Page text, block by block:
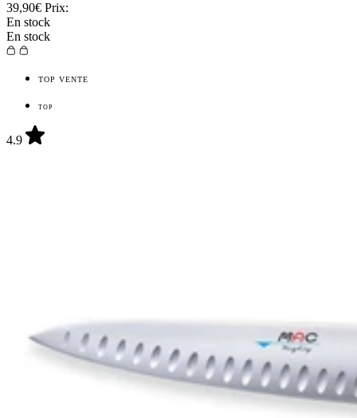
39,90€ Prix:
En stock
En stock
TOP VENTE
TOP
4.9